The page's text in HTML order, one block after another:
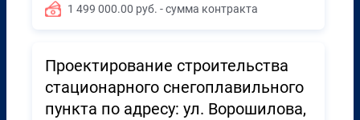
1 499 000.00 руб. - сумма контракта
Проектирование строительства
стационарного снегоплавильного
пункта по адресу: ул. Ворошилова,